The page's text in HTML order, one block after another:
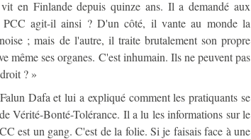
en Finlande depuis quinze ans. Il a demandé aux
agit-il ainsi ? D'un côté, il vante au monde la
; mais de l'autre, il traite brutalement son propre
même ses organes. C'est inhumain. Ils ne peuvent pas
? »
Dafa et lui a expliqué comment les pratiquants se
Vérité-Bonté-Tolérance. Il a lu les informations sur le
est un gang. C'est de la folie. Si je faisais face à une